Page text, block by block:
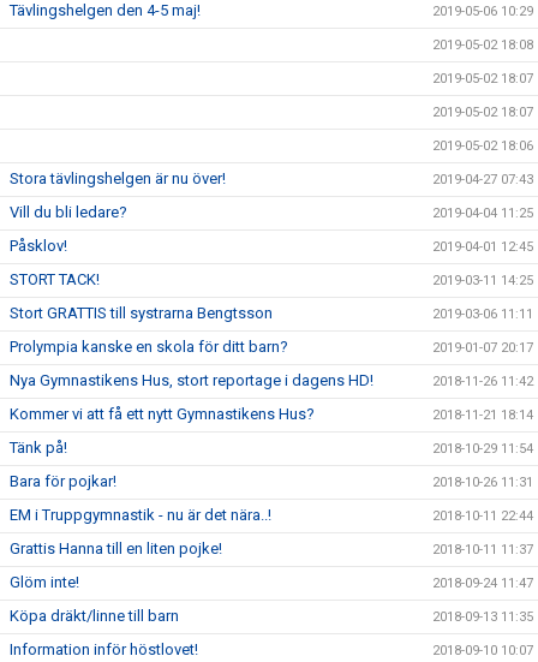
Tävlingshelgen den 4-5 maj! 2019-05-06 10:29
2019-05-02 18:08
2019-05-02 18:07
2019-05-02 18:07
2019-05-02 18:06
Stora tävlingshelgen är nu över! 2019-04-27 07:43
Vill du bli ledare? 2019-04-04 11:25
Påsklov! 2019-04-01 12:45
STORT TACK! 2019-03-11 14:25
Stort GRATTIS till systrarna Bengtsson 2019-03-06 11:11
Prolympia kanske en skola för ditt barn? 2019-01-07 20:17
Nya Gymnastikens Hus, stort reportage i dagens HD! 2018-11-26 11:42
Kommer vi att få ett nytt Gymnastikens Hus? 2018-11-21 18:14
Tänk på! 2018-10-29 11:54
Bara för pojkar! 2018-10-26 11:31
EM i Truppgymnastik - nu är det nära..! 2018-10-11 22:44
Grattis Hanna till en liten pojke! 2018-10-11 11:37
Glöm inte! 2018-09-24 11:47
Köpa dräkt/linne till barn 2018-09-13 11:35
Information inför höstlovet! 2018-09-10 10:07